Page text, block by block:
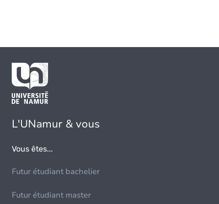
L'UNamur & vous
Vous êtes...
Futur étudiant bachelier
Futur étudiant master